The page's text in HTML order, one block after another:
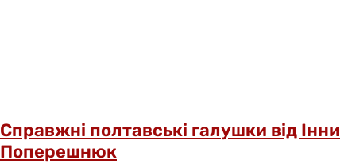
Справжні полтавські галушки від Інни
Поперешнюк